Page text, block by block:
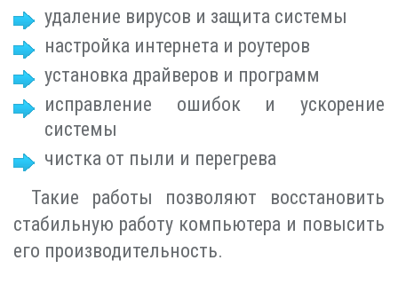
удаление вирусов и защита системы
настройка интернета и роутеров
установка драйверов и программ
исправление ошибок и ускорение
системы
чистка от пыли и перегрева
Такие работы позволяют восстановить
стабильную работу компьютера и повысить
его производительность.